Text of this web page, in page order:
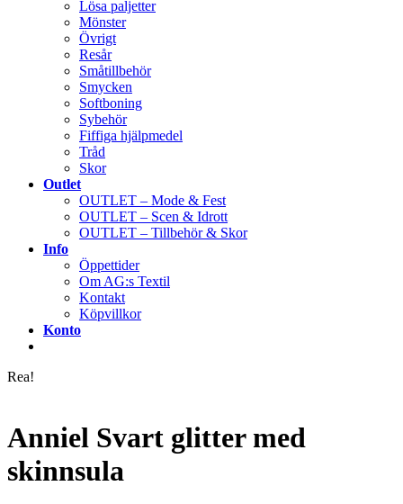
Lösa paljetter
Mönster
Övrigt
Resår
Småtillbehör
Smycken
Softboning
Sybehör
Fiffiga hjälpmedel
Tråd
Skor
Outlet
OUTLET – Mode & Fest
OUTLET – Scen & Idrott
OUTLET – Tillbehör & Skor
Info
Öppettider
Om AG:s Textil
Kontakt
Köpvillkor
Konto
Rea!
Anniel Svart glitter med
skinnsula